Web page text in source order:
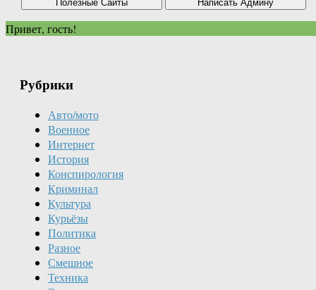
Привет, гость!
Рубрики
Авто/мото
Военное
Интернет
История
Конспирология
Криминал
Культура
Курьёзы
Политика
Разное
Смешное
Техника